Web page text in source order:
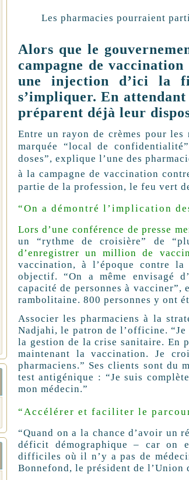
Les pharmacies pourraient
Alors que le
campagne de
une injection d’ici la
s’impliquer. En
préparent déjà leur
Entre un rayon de crèmes pour
marquée “local de
doses”, explique l’une des
à la campagne de vaccination
partie de la profession, le feu vert
“On a démontré l’implication
Lors d’une conférence de presse
un “rythme de croisière” de
d’enregistrer un million de
vaccination, à l’époque contre
objectif. “On a même envisagé
capacité de personnes à
rambolitaine. 800 personnes y ont
Associer les pharmaciens à la
Nadjahi, le patron de l’officine.
la gestion de la crise sanitaire. En
maintenant la vaccination. Je
pharmaciens.” Ses clients sont du
test antigénique : “Je suis
mon médecin.”
“Accélérer et faciliter le
“Quand on a la chance d’avoir un
déficit démographique – car on
difficiles où il n’y a pas de
Bonnefond, le président de l’Union